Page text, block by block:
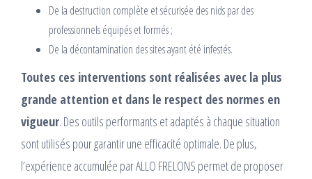
De la destruction complète et sécurisée des nids par des
professionnels équipés et formés ;
De la décontamination des sites ayant été infestés.
Toutes ces interventions sont réalisées avec la plus
grande attention et dans le respect des normes en
vigueur. Des outils performants et adaptés à chaque situation
sont utilisés pour garantir une efficacité optimale. De plus,
l’expérience accumulée par ALLO FRELONS permet de proposer